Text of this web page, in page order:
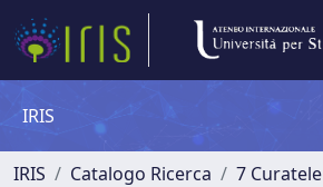
IRIS
IRIS Catalogo Ricerca 7 Curatele